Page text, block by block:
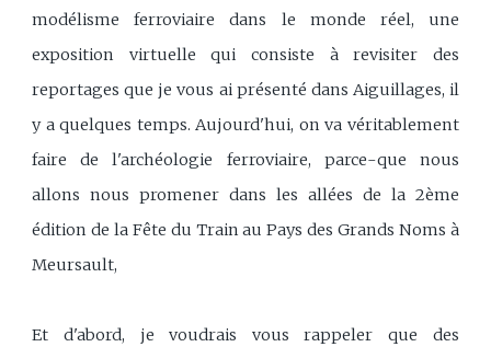
modélisme ferroviaire dans le monde réel, une
exposition virtuelle qui consiste à revisiter des
reportages que je vous ai présenté dans Aiguillages, il
y a quelques temps. Aujourd'hui, on va véritablement
faire de l'archéologie ferroviaire, parce-que nous
allons nous promener dans les allées de la 2ème
édition de la Fête du Train au Pays des Grands Noms à
Meursault,
Et d'abord, je voudrais vous rappeler que des